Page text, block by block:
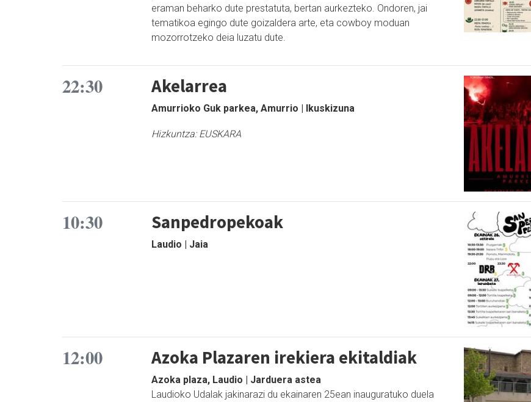
eraman beharko dute prestatuta, bertan aurkezteko. Ondoren, jai
tematikoa egingo dute goizaldera arte, eta cowboy moduan
mozorrotzeko deia luzatu dute.
22:30 Akelarrea
Amurrioko Guk parkea, Amurrio | Ikuskizuna
Hizkuntza:EUSKARA
10:30 Sanpedropekoak
Laudio | Jaia
12:00 Azoka Plazaren irekiera ekitaldiak
Azoka plaza, Laudio | Jarduera astea
Laudioko Udalak jakinarazi du ekainaren 25ean inauguratuko duela